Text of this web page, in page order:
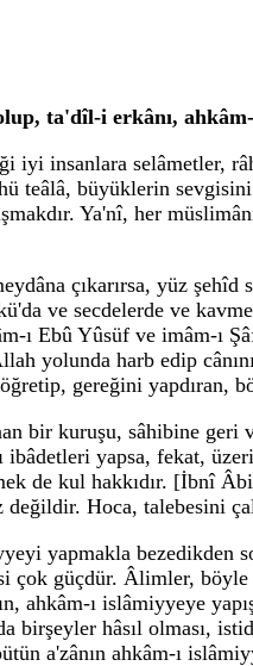
ta'dîl-i erkânı,
iyi insanlara selâmetler,
teâlâ, büyüklerin
Ya'nî, her
çıkarırsa, yüz şehîd
ve secdelerde ve
ı Ebû Yûsüf ve imâm-ı
yolunda harb edip
gereğini yapdıran,
bir kuruşu, sâhibine
yapsa, fekat,
de kul hakkıdır. [İbnî
değildir. Hoca, talebesini
yapmakla
çok güçdür. Âlimler,
ahkâm-ı islâmiyyeye
birşeyler hâsıl olması,
a'zânın ahkâm-ı